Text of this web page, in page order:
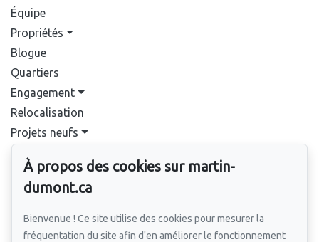
Équipe
Propriétés
Blogue
Quartiers
Engagement
Relocalisation
Projets neufs
Pour nous joindre
Écrivez-nous un courriel
À propos des cookies sur martin-
dumont.ca
Bienvenue ! Ce site utilise des cookies pour mesurer la
fréquentation du site afin d'en améliorer le fonctionnement